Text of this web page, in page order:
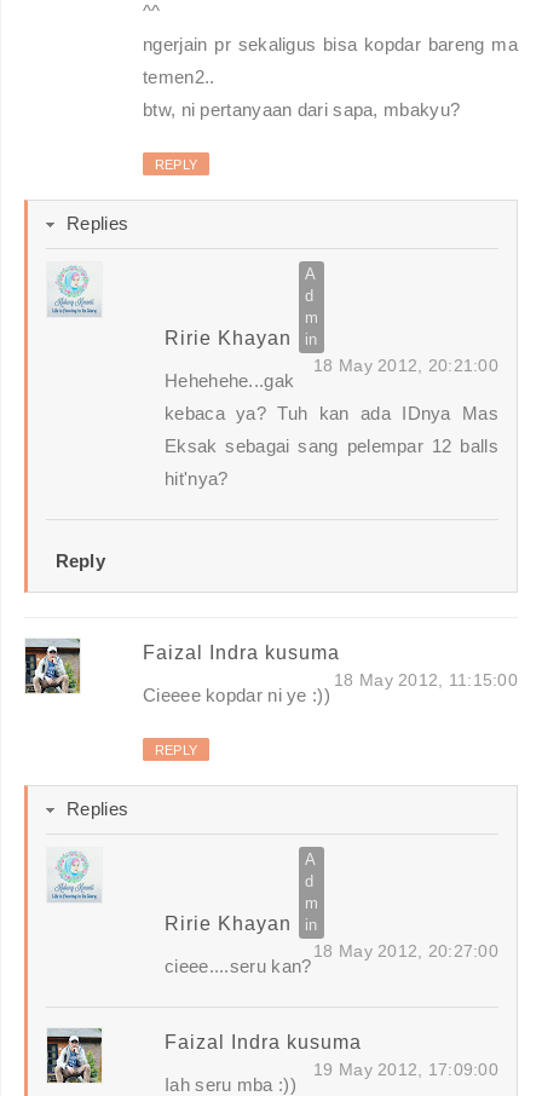
^^
ngerjain pr sekaligus bisa kopdar bareng ma
temen2..
btw, ni pertanyaan dari sapa, mbakyu?
REPLY
Replies
Ririe Khayan
18 May 2012, 20:21:00
Hehehehe...gak
kebaca ya? Tuh kan ada IDnya Mas
Eksak sebagai sang pelempar 12 balls
hit'nya?
Reply
Faizal Indra kusuma
18 May 2012, 11:15:00
Cieeee kopdar ni ye :))
REPLY
Replies
Ririe Khayan
18 May 2012, 20:27:00
cieee....seru kan?
Faizal Indra kusuma
19 May 2012, 17:09:00
Iah seru mba :))